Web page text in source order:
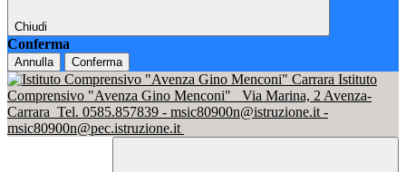
Chiudi
Conferma
Annulla Conferma
Istituto
Comprensivo "Avenza Gino Menconi"
Via Marina, 2 Avenza-
Carrara Tel. 0585.857839 - msic80900n@istruzione.it -
msic80900n@pec.istruzione.it